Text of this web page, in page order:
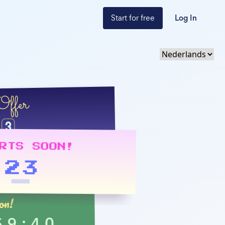
Start for free Log In